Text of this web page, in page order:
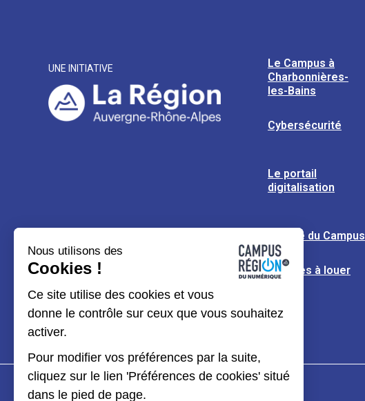
UNE INITIATIVE
Le Campus à
Charbonnières-
les-Bains
Cybersécurité
Le portail
digitalisation
L’usine du Campus
Espaces à louer
Nous utilisons des
Cookies !
Ce site utilise des cookies et vous
donne le contrôle sur ceux que vous souhaitez
activer.
Pour modifier vos préférences par la suite,
cliquez sur le lien 'Préférences de cookies' situé
dans le pied de page.